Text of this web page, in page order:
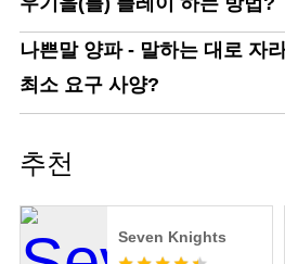
나쁜말 양파 - 말하는 대로 자
최소 요구 사양?
추천
Seven Knights